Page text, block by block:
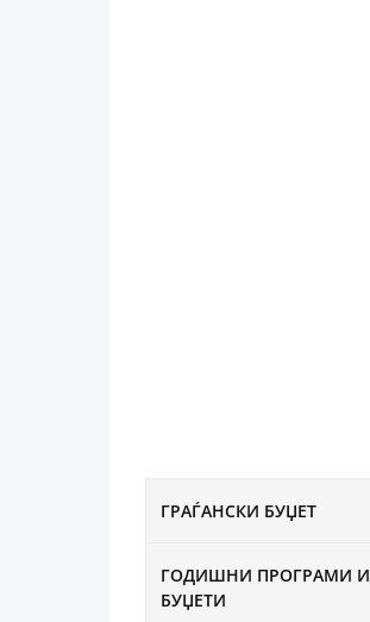
ГРАЃАНСКИ БУЏЕТ
ГОДИШНИ ПРОГРАМИ И
БУЏЕТИ